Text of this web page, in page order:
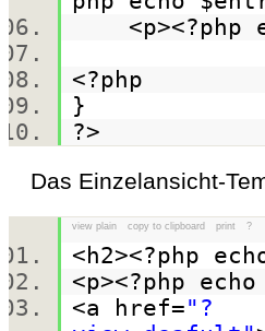
<p><?php
<?php
}
?>
Das Einzelansicht-
view plain copy to clipboard print ?
<h2><?php
<p><?php echo
<a href="?